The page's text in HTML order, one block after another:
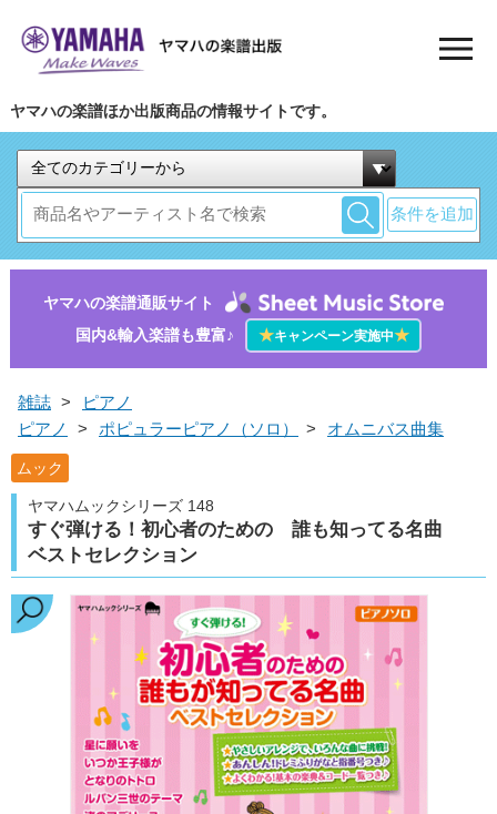
ヤマハの楽譜ほか出版商品の情報サイトです。
条件を追加
ヤマハの楽譜通販サイト
国内&輸入楽譜も豊富♪
★キャンペーン実施中★
雑誌 >
ピアノ
ピアノ
> ポピュラーピアノ（ソロ） > オムニバス曲集
ムック
ヤマハムックシリーズ 148
すぐ弾ける！初心者のための 誰も知ってる名曲
ベストセレクション